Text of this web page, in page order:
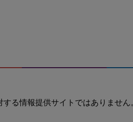
る情報提供サイトではありません